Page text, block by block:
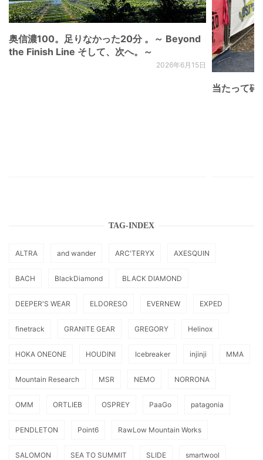
奥信濃100。足りなかった20分 。～ Beyond
the Finish Line そして、次へ。～
2026年6月15日
当たって砕
TAG-INDEX
ALTRA and wander ARC'TERYX AXESQUIN
BACH BlackDiamond BLACK DIAMOND
DEEPER'S WEAR ELDORESO EVERNEW EXPED
finetrack GRANITE GEAR GREGORY Helinox
HOKA ONEONE HOUDINI Icebreaker injinji MMA
Mountain Research MSR NEMO NORRONA
OMM ORTLIEB OSPREY PaaGo patagonia
PENDLETON Point6 RawLow Mountain Works
SALOMON SEA TO SUMMIT SLIDE smartwool